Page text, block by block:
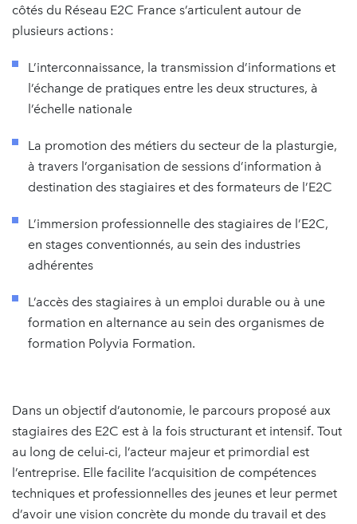
côtés du Réseau E2C France s’articulent autour de
plusieurs actions :
L’interconnaissance, la transmission d’informations et
l’échange de pratiques entre les deux structures, à
l’échelle nationale
La promotion des métiers du secteur de la plasturgie,
à travers l’organisation de sessions d’information à
destination des stagiaires et des formateurs de l’E2C
L’immersion professionnelle des stagiaires de l’E2C,
en stages conventionnés, au sein des industries
adhérentes
L’accès des stagiaires à un emploi durable ou à une
formation en alternance au sein des organismes de
formation Polyvia Formation.
Dans un objectif d’autonomie, le parcours proposé aux
stagiaires des E2C est à la fois structurant et intensif. Tout
au long de celui-ci, l’acteur majeur et primordial est
l’entreprise. Elle facilite l’acquisition de compétences
techniques et professionnelles des jeunes et leur permet
d’avoir une vision concrète du monde du travail et des